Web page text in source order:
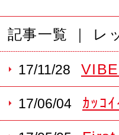
記事一覧 ｜ レ
17/11/28
17/06/04 ｶｯｺ